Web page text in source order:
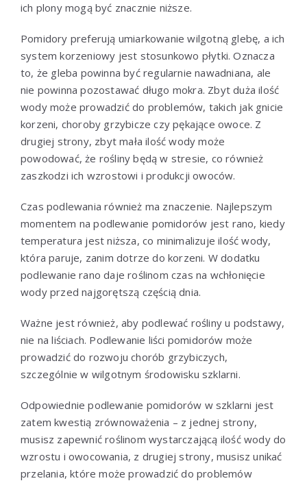
ich plony mogą być znacznie niższe.
Pomidory preferują umiarkowanie wilgotną glebę, a ich
system korzeniowy jest stosunkowo płytki. Oznacza
to, że gleba powinna być regularnie nawadniana, ale
nie powinna pozostawać długo mokra. Zbyt duża ilość
wody może prowadzić do problemów, takich jak gnicie
korzeni, choroby grzybicze czy pękające owoce. Z
drugiej strony, zbyt mała ilość wody może
powodować, że rośliny będą w stresie, co również
zaszkodzi ich wzrostowi i produkcji owoców.
Czas podlewania również ma znaczenie. Najlepszym
momentem na podlewanie pomidorów jest rano, kiedy
temperatura jest niższa, co minimalizuje ilość wody,
która paruje, zanim dotrze do korzeni. W dodatku
podlewanie rano daje roślinom czas na wchłonięcie
wody przed najgorętszą częścią dnia.
Ważne jest również, aby podlewać rośliny u podstawy,
nie na liściach. Podlewanie liści pomidorów może
prowadzić do rozwoju chorób grzybiczych,
szczególnie w wilgotnym środowisku szklarni.
Odpowiednie podlewanie pomidorów w szklarni jest
zatem kwestią zrównoważenia – z jednej strony,
musisz zapewnić roślinom wystarczającą ilość wody do
wzrostu i owocowania, z drugiej strony, musisz unikać
przelania, które może prowadzić do problemów